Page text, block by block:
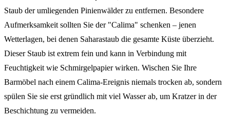
Staub der umliegenden Pinienwälder zu entfernen. Besondere
Aufmerksamkeit sollten Sie der "Calima" schenken – jenen
Wetterlagen, bei denen Saharastaub die gesamte Küste überzieht.
Dieser Staub ist extrem fein und kann in Verbindung mit
Feuchtigkeit wie Schmirgelpapier wirken. Wischen Sie Ihre
Barmöbel nach einem Calima-Ereignis niemals trocken ab, sondern
spülen Sie sie erst gründlich mit viel Wasser ab, um Kratzer in der
Beschichtung zu vermeiden.